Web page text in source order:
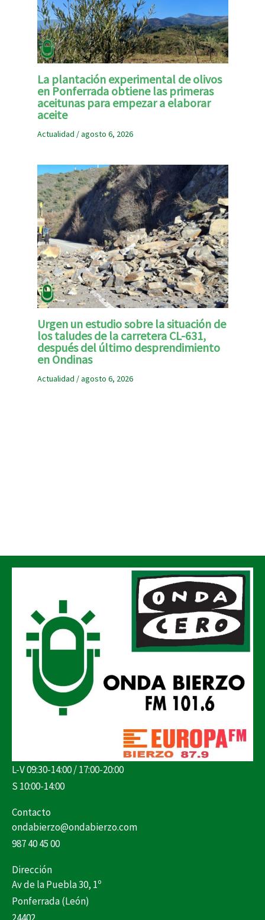
La plantación experimental de olivos
en Ponferrada obtiene las primeras
aceitunas para empezar a elaborar
aceite
Actualidad /agosto 6, 2026
Urgen un estudio sobre la situación de
los taludes de la carretera CL-631,
después del último desprendimiento
en Ondinas
Actualidad /agosto 6, 2026
L-V 09:30-14:00 / 17:00-20:00
S 10:00-14:00
Contacto
ondabierzo@ondabierzo.com
987 40 45 00
Dirección
Av de la Puebla 30, 1º
Ponferrada (León)